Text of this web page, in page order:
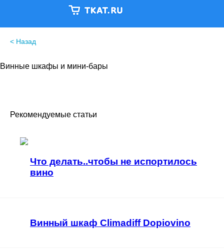
< Назад
Винные шкафы и мини-бары
Рекомендуемые статьи
Что делать..чтобы не испортилось
вино
Винный шкаф Climadiff Dopiovino